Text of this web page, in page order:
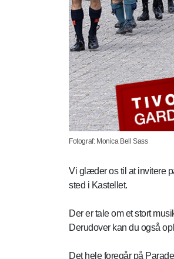
Fotograf: Monica Bell Sass
Vi glæder os til at invitere
sted i Kastellet.
Der er tale om et stort
Derudover kan du også
Det hele foregår på